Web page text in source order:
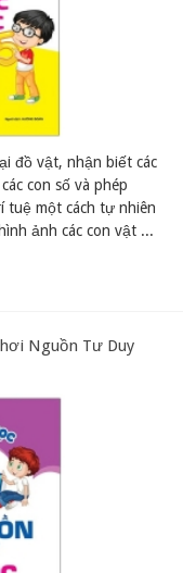
đồ vật, nhận biết các
con số và phép
tuệ một cách tự nhiên
ảnh các con vật ...
Nguồn Tư Duy